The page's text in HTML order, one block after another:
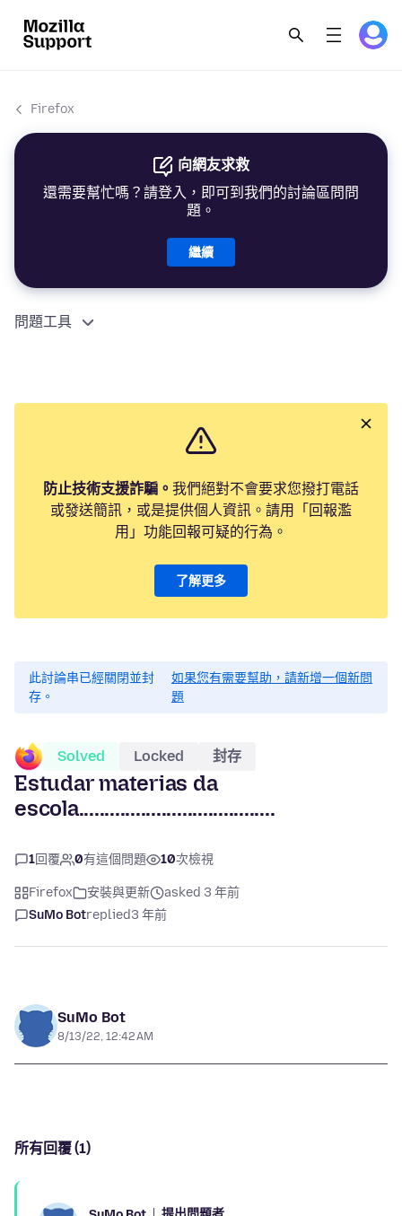
Firefox
向網友求救
還需要幫忙嗎？請登入，即可到我們的討論區問問
題。
繼續
問題工具
防止技術支援詐騙。 我們絕對不會要求您撥打電話
或發送簡訊，或是提供個人資訊。請用「回報濫
用」功能回報可疑的行為。
了解更多
此討論串已經關閉並封
存。
如果您有需要幫助，請新增一個新問
題
Solved Locked 封存
Estudar materias da
escola......................................
1回覆 0有這個問題 10次檢視
Firefox 安裝與更新
asked 3 年前
SuMo Botreplied3 年前
SuMo Bot
8/13/22, 12:42 AM
所有回覆 (1)